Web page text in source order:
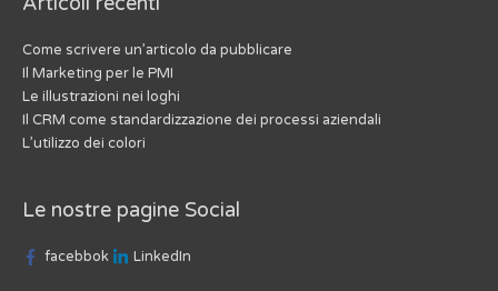
Come scrivere un’articolo da pubblicare
Il Marketing per le PMI
Le illustrazioni nei loghi
Il CRM come standardizzazione dei processi aziendali
L’utilizzo dei colori
Le nostre pagine Social
facebbok LinkedIn